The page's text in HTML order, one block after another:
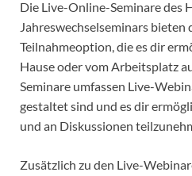
Die Live-Online-Seminare des
Jahreswechselseminars bieten
Teilnahmeoption, die es dir
Hause oder vom Arbeitsplatz
Seminare umfassen Live-
gestaltet sind und es dir
und an Diskussionen
Zusätzlich zu den Live-